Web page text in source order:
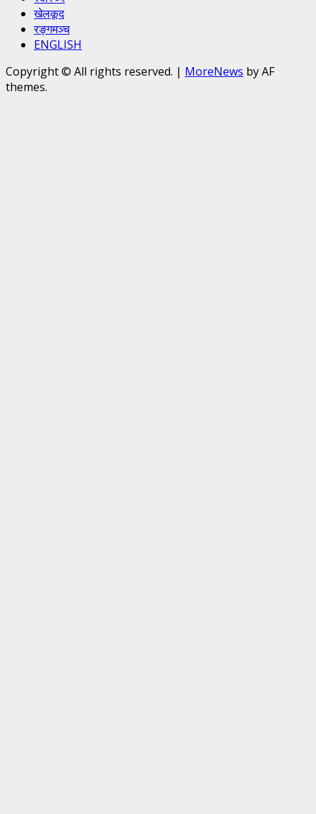
खेलकूद
रङ्गमञ्च
ENGLISH
Copyright © All rights reserved. | MoreNews by AF
themes.